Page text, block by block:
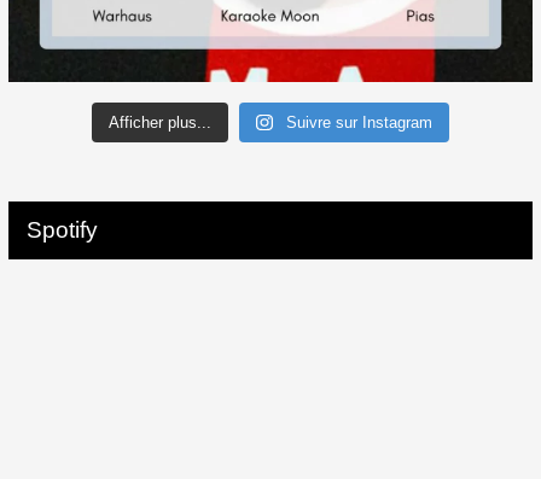
Afficher plus... Suivre sur Instagram
Spotify